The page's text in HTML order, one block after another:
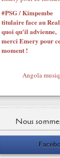
#PSG / Kimpembe
titulaire face au
quoi qu'il advienne,
merci Emery pour
moment !
Angola
Nous